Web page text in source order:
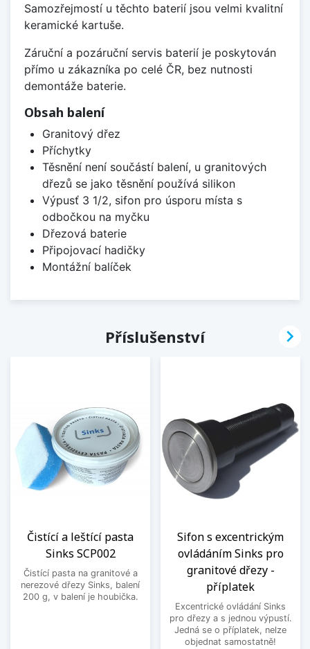
Samozřejmostí u těchto baterií jsou velmi kvalitní
keramické kartuše.
Záruční a pozáruční servis baterií je poskytován
přímo u zákazníka po celé ČR, bez nutnosti
demontáže baterie.
Obsah balení
Granitový dřez
Příchytky
Těsnění není součástí balení, u granitových
dřezů se jako těsnění používá silikon
Výpusť 3 1/2, sifon pro úsporu místa s
odbočkou na myčku
Dřezová baterie
Připojovací hadičky
Montážní balíček
Příslušenství
Čistící a leštící pasta
Sinks SCP002
Čistící pasta na granitové a
nerezové dřezy Sinks, balení
200 g, v balení je houbička.
Sifon s excentrickým
ovládáním Sinks pro
granitové dřezy -
příplatek
Excentrické ovládání Sinks
pro dřezy a s jednou výpustí.
Jedná se o příplatek, nelze
objednat samostatně!
